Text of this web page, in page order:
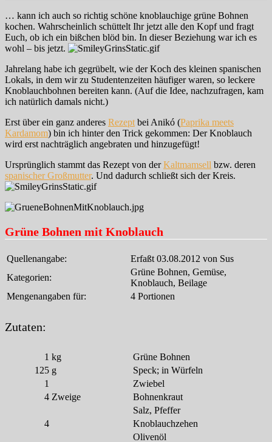
… kann ich auch so richtig schöne knoblauchige grüne Bohnen
kochen. Wahrscheinlich schüttelt Ihr jetzt alle den Kopf und fragt
Euch, ob ich ein bißchen blöd bin. In dieser Beziehung war ich es
wohl – bis jetzt.
Jahrelang habe ich gegrübelt, wie der Koch des kleinen spanischen
Lokals, in dem wir zu Studentenzeiten häufiger waren, so leckere
Knoblauchbohnen bereiten kann. (Auf die Idee, nachzufragen, kam
ich natürlich damals nicht.)
Erst über ein ganz anderes Rezept bei Anikó (Paprika meets
Kardamom) bin ich hinter den Trick gekommen: Der Knoblauch
wird erst nachträglich angebraten und hinzugefügt!
Ursprünglich stammt das Rezept von derKaltmamsell bzw. deren
spanischer Großmutter. Und dadurch schließt sich der Kreis.
Grüne Bohnen mit Knoblauch
Quellenangabe:
Erfaßt 03.08.2012 von Sus
Kategorien:
Grüne Bohnen, Gemüse,
Knoblauch, Beilage
Mengenangaben für:
4 Portionen
Zutaten:
1 kg
Grüne Bohnen
125 g
Speck; in Würfeln
1
Zwiebel
4 Zweige
Bohnenkraut
Salz, Pfeffer
4
Knoblauchzehen
Olivenöl